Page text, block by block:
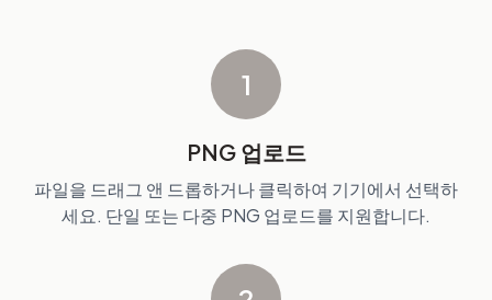
1
PNG 업로드
파일을 드래그 앤 드롭하거나 클릭하여 기기에서 선택하
세요. 단일 또는 다중 PNG 업로드를 지원합니다.